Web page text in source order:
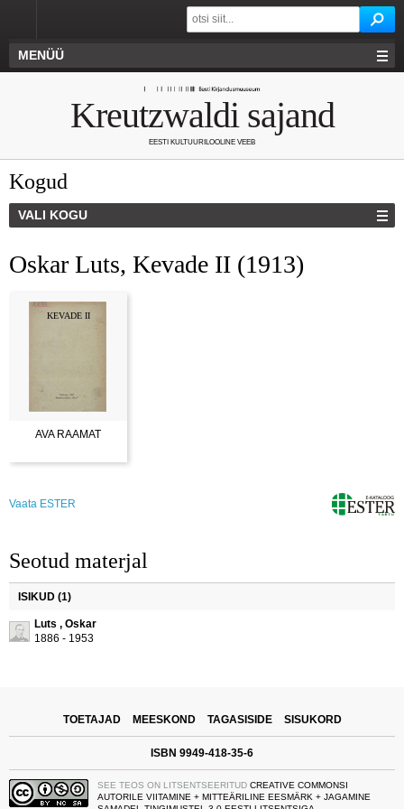
MENÜÜ
Kreutzwaldi sajand
EESTI KULTUURILOOLINE VEEB
Kogud
VALI KOGU
Oskar Luts, Kevade II (1913)
KEVADE II
AVA RAAMAT
Vaata ESTER
Seotud materjal
ISIKUD (1)
Luts , Oskar
1886 - 1953
TOETAJAD MEESKOND TAGASISIDE SISUKORD
ISBN 9949-418-35-6
SEE TEOS ON LITSENTSEERITUD CREATIVE COMMONSI
AUTORILE VIITAMINE + MITTEÄRILINE EESMÄRK + JAGAMINE